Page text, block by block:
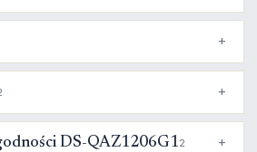
DS-QAZ1206G12